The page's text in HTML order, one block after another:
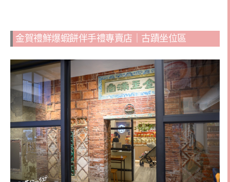
金賀禮鮮爆蝦餅伴手禮專賣店｜古蹟坐位區